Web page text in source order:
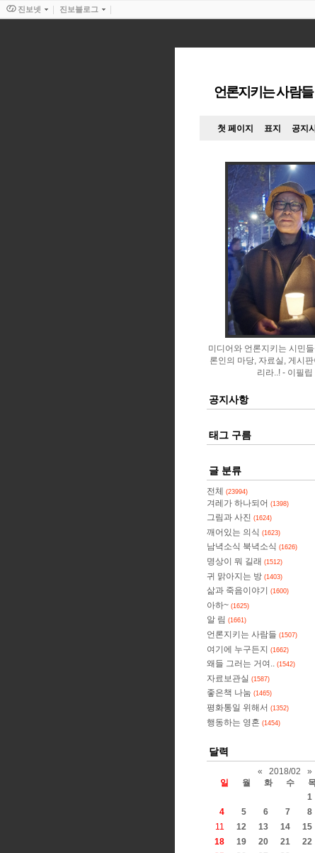
언론지키는 사람들
첫 페이지 표지 공지
미디어와 언론지키는 시민
론인의 마당, 자료실, 게시
리라..!
이필립
공지사항
태그 구름
글 분류
전체 (23994)
겨레가 하나되어 (1398)
그림과 사진 (1624)
깨어있는 의식 (1623)
남녁소식 북녁소식 (1626)
명상이 뭐 길래 (1512)
귀 맑아지는 방 (1403)
삶과 죽음이야기 (1600)
아하~ (1625)
알 림 (1661)
언론지키는 사람들 (1507)
여기에 누구든지 (1662)
왜들 그러는 거여.. (1542)
자료보관실 (1587)
좋은책 나눔 (1465)
평화통일 위해서 (1352)
행동하는 영혼 (1454)
달력
« 2018/02
»
일
월 화 수
1
4
5 6 7 8
11
12 13 14 15
18
19 20 21 22
진보넷 진보블로그